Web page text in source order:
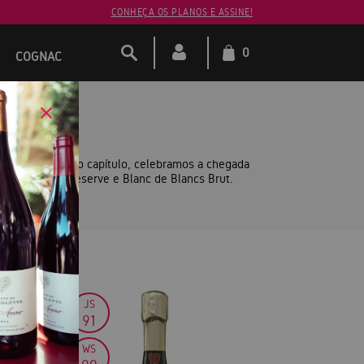
CONHEÇA OS PLANOS E ASSINE!
COGNAC 0
—
Neste novo capítulo, celebramos a chegada
Brut Réserve e Blanc de Blancs Brut.
JS
91
WS